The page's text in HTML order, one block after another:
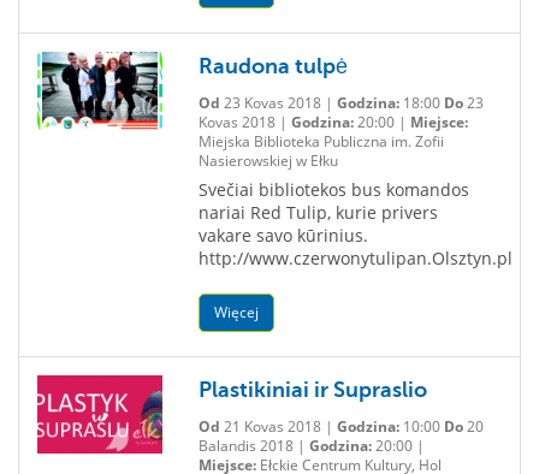
Raudona tulpė
Od 23 Kovas 2018 | Godzina:18:00 Do23
Kovas 2018 | Godzina:20:00 | Miejsce:
Miejska Biblioteka Publiczna im. Zofii
Nasierowskiej w Ełku
Svečiai bibliotekos bus komandos
nariai Red Tulip, kurie privers
vakare savo kūrinius.
http://www.czerwonytulipan.Olsztyn.pl
Więcej
Plastikiniai ir Supraslio
Od 21 Kovas 2018 | Godzina:10:00 Do20
Balandis 2018 | Godzina:20:00 |
Miejsce:Ełckie Centrum Kultury, Hol